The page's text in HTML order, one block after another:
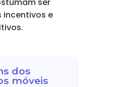
incentivos e
dos
móveis